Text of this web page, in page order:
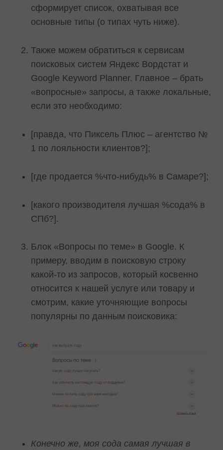
сформирует список, охватывая все
основные типы (о типах чуть ниже).
Также можем обратиться к сервисам
поисковых систем Яндекс Вордстат и
Google Keyword Planner. Главное – брать
«вопросные» запросы, а также локальные,
если это необходимо:
[правда, что Пиксель Плюс – агентство №
1 по лояльности клиентов?];
[где продается %что-нибудь% в Самаре?];
[какого производителя лучшая %сода% в
СПб?].
Блок «Вопросы по теме» в Google. К
примеру, вводим в поисковую строку
какой-то из запросов, который косвенно
относится к нашей услуге или товару и
смотрим, какие уточняющие вопросы
популярны по данным поисковика:
Конечно же, моя сода самая лучшая в